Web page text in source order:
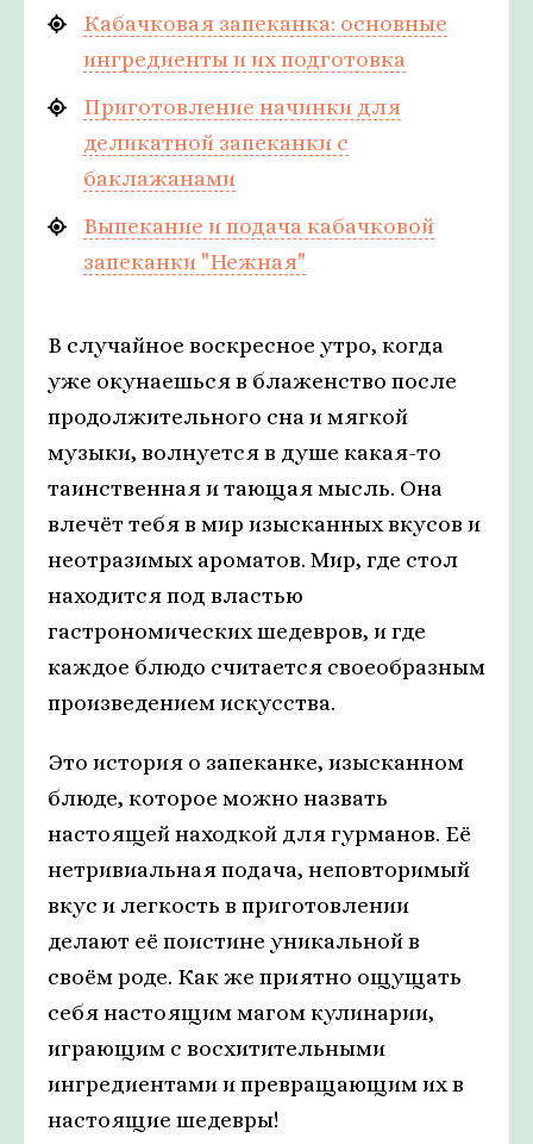
Кабачковая запеканка: основные
ингредиенты и их подготовка
Приготовление начинки для
деликатной запеканки с
баклажанами
Выпекание и подача кабачковой
запеканки "Нежная"
В случайное воскресное утро, когда
уже окунаешься в блаженство после
продолжительного сна и мягкой
музыки, волнуется в душе какая-то
таинственная и тающая мысль. Она
влечёт тебя в мир изысканных вкусов и
неотразимых ароматов. Мир, где стол
находится под властью
гастрономических шедевров, и где
каждое блюдо считается своеобразным
произведением искусства.
Это история о запеканке, изысканном
блюде, которое можно назвать
настоящей находкой для гурманов. Её
нетривиальная подача, неповторимый
вкус и легкость в приготовлении
делают её поистине уникальной в
своём роде. Как же приятно ощущать
себя настоящим магом кулинарии,
играющим с восхитительными
ингредиентами и превращающим их в
настоящие шедевры!